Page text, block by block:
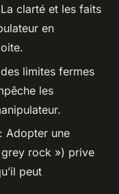
clarté et les faits
en
limites fermes
les
: Adopter une
rock ») prive
peut